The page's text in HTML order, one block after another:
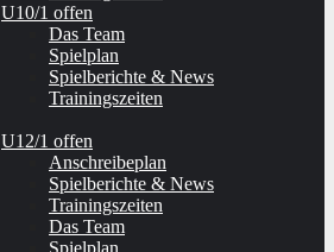
U10/1 offen
Das Team
Spielplan
Spielberichte & News
Trainingszeiten
U12/1 offen
Anschreibeplan
Spielberichte & News
Trainingszeiten
Das Team
Spielplan